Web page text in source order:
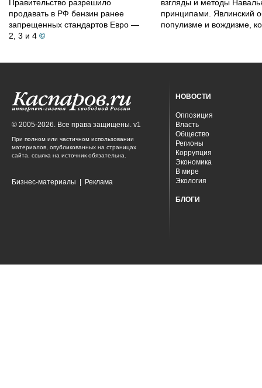
Правительство разрешило
продавать в РФ бензин ранее
запрещенных стандартов Евро —
2, 3 и 4 ©
взгляды и методы
принципами. Явлинский
популизме и вождизме,
© 2005-2026. Все права защищены. v1
При полном или частичном использовании
материалов, опубликованных на страницах
сайта, ссылка на источник обязательна.
Бизнес-материалы Реклама
НОВОСТИ
Оппозиция
Власть
Общество
Регионы
Коррупция
Экономика
В мире
Экология
БЛОГИ